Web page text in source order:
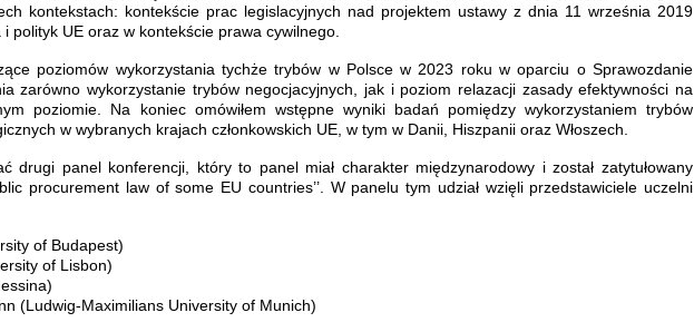
kontekstach: kontekście prac legislacyjnych nad projektem ustawy z dnia 11 września 2019
polityk UE oraz w kontekście prawa cywilnego.
poziomów wykorzystania tychże trybów w Polsce w 2023 roku w oparciu o Sprawozdanie
zarówno wykorzystanie trybów negocjacyjnych, jak i poziom relazacji zasady efektywności na
poziomie. Na koniec omówiłem wstępne wyniki badań pomiędzy wykorzystaniem trybów
w wybranych krajach członkowskich UE, w tym w Danii, Hiszpanii oraz Włoszech.
drugi panel konferencji, który to panel miał charakter międzynarodowy i został zatytułowany
procurement law of some EU countries’’. W panelu tym udział wzięli przedstawiciele uczelni
of Budapest)
of Lisbon)
(Ludwig-Maximilians University of Munich)